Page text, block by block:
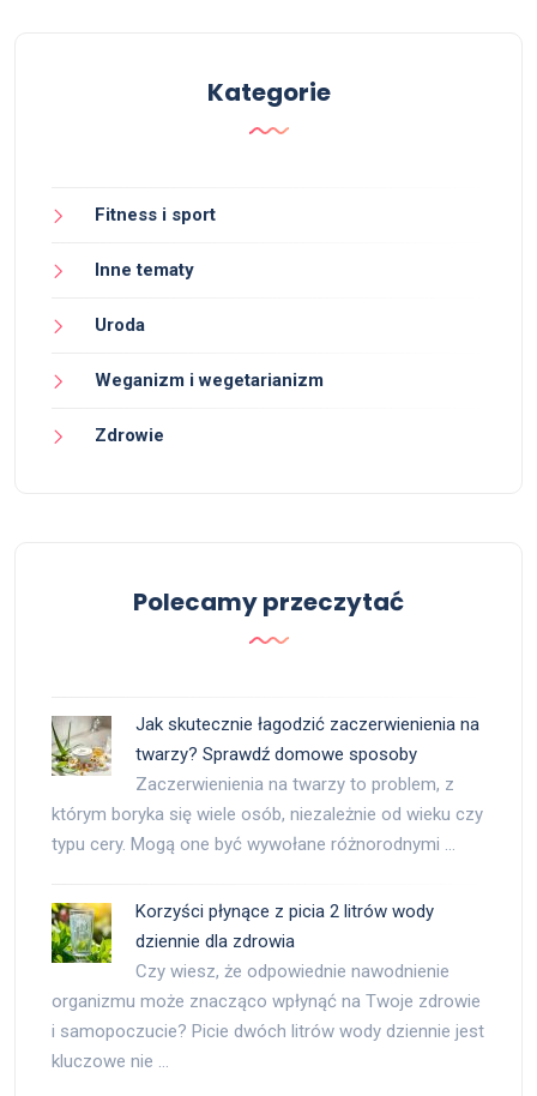
Kategorie
Fitness i sport
Inne tematy
Uroda
Weganizm i wegetarianizm
Zdrowie
Polecamy przeczytać
Jak skutecznie łagodzić zaczerwienienia na
twarzy? Sprawdź domowe sposoby
Zaczerwienienia na twarzy to problem, z
którym boryka się wiele osób, niezależnie od wieku czy
typu cery. Mogą one być wywołane różnorodnymi …
Korzyści płynące z picia 2 litrów wody
dziennie dla zdrowia
Czy wiesz, że odpowiednie nawodnienie
organizmu może znacząco wpłynąć na Twoje zdrowie
i samopoczucie? Picie dwóch litrów wody dziennie jest
kluczowe nie …